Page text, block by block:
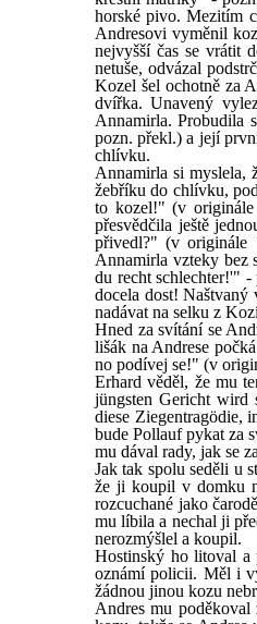
horské pivo. Mezitím
Andresovi vyměnil
nejvyšší čas se vrátit
netuše, odvázal
Kozel šel ochotně za
dvířka. Unavený
Annamirla. Probudila
pozn. překl.) a její
chlívku.
Annamirla si myslela,
žebříku do chlívku,
to kozel!" (v
přesvědčila ještě
přivedl?" (v originále
Annamirla vzteky bez
du recht schlechter!'"
docela dost!
nadávat na selku z
Hned za svítání se
lišák na Andrese
no podívej se!" (v
Erhard věděl, že mu
jüngsten Gericht wird
diese Ziegentragödie,
bude Pollauf pykat za
mu dával rady, jak se
Jak tak spolu seděli u
že ji koupil v domku
rozcuchané jako
mu líbila a nechal ji
nerozmýšlel a koupil.
Hostinský ho litoval a
oznámí policii. Měl i
žádnou jinou kozu
Andres mu poděkoval